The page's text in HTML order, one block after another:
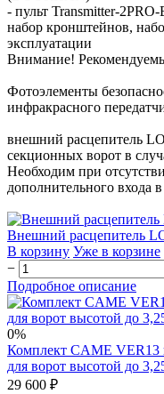
- пульт Transmitter-2PRO-
набор кронштейнов,
эксплуaтaции
Внимание!
Фотоэлементы
инфракрасного
внешний расцепитель
секционных ворот в
Необходим при
дополнительного входа
Внешний расцепитель
В корзину Уже в корзине
−
Подробное описание
0%
Комплект CAME VER13
для ворот высотой до
29 600 ₽